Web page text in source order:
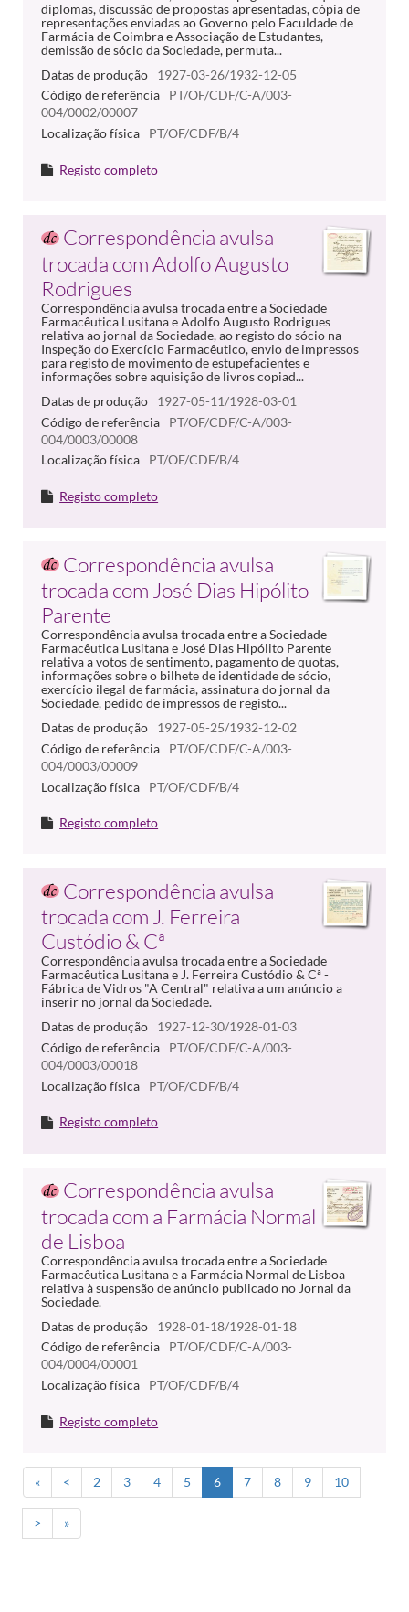
diplomas, discussão de propostas apresentadas, cópia de
representações enviadas ao Governo pelo Faculdade de
Farmácia de Coimbra e Associação de Estudantes,
demissão de sócio da Sociedade, permuta...
Datas de produção
1927-03-26/1932-12-05
Código de referência
PT/OF/CDF/C-A/003-
004/0002/00007
Localização física
PT/OF/CDF/B/4
Registo completo
Correspondência avulsa
trocada com Adolfo Augusto
Rodrigues
Correspondência avulsa trocada entre a Sociedade
Farmacêutica Lusitana e Adolfo Augusto Rodrigues
relativa ao jornal da Sociedade, ao registo do sócio na
Inspeção do Exercício Farmacêutico, envio de impressos
para registo de movimento de estupefacientes e
informações sobre aquisição de livros copiad...
Datas de produção
1927-05-11/1928-03-01
Código de referência
PT/OF/CDF/C-A/003-
004/0003/00008
Localização física
PT/OF/CDF/B/4
Registo completo
Correspondência avulsa
trocada com José Dias Hipólito
Parente
Correspondência avulsa trocada entre a Sociedade
Farmacêutica Lusitana e José Dias Hipólito Parente
relativa a votos de sentimento, pagamento de quotas,
informações sobre o bilhete de identidade de sócio,
exercício ilegal de farmácia, assinatura do jornal da
Sociedade, pedido de impressos de registo...
Datas de produção
1927-05-25/1932-12-02
Código de referência
PT/OF/CDF/C-A/003-
004/0003/00009
Localização física
PT/OF/CDF/B/4
Registo completo
Correspondência avulsa
trocada com J. Ferreira
Custódio & Cª
Correspondência avulsa trocada entre a Sociedade
Farmacêutica Lusitana e J. Ferreira Custódio & Cª -
Fábrica de Vidros "A Central" relativa a um anúncio a
inserir no jornal da Sociedade.
Datas de produção
1927-12-30/1928-01-03
Código de referência
PT/OF/CDF/C-A/003-
004/0003/00018
Localização física
PT/OF/CDF/B/4
Registo completo
Correspondência avulsa
trocada com a Farmácia Normal
de Lisboa
Correspondência avulsa trocada entre a Sociedade
Farmacêutica Lusitana e a Farmácia Normal de Lisboa
relativa à suspensão de anúncio publicado no Jornal da
Sociedade.
Datas de produção
1928-01-18/1928-01-18
Código de referência
PT/OF/CDF/C-A/003-
004/0004/00001
Localização física
PT/OF/CDF/B/4
Registo completo
« < 2 3 4 5 6 7 8 9 10
> »